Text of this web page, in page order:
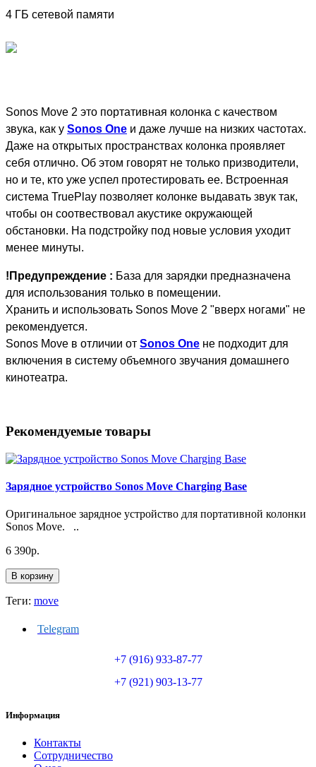
4 ГБ сетевой памяти
Sonos Move 2 это портативная колонка с качеством
звука, как у Sonos One и даже лучше на низких частотах.
Даже на открытых пространствах колонка проявляет
себя отлично. Об этом говорят не только призводители,
но и те, кто уже успел протестировать ее. Встроенная
система TruePlay позволяет колонке выдавать звук так,
чтобы он соотвествовал акустике окружающей
обстановки. На подстройку под новые условия уходит
менее минуты.
!Предупреждение : База для зарядки предназначена
для использования только в помещении.
Хранить и использовать Sonos Move 2 "вверх ногами" не
рекомендуется.
Sonos Move в отличии от Sonos One не подходит для
включения в систему объемного звучания домашнего
кинотеатра.
Рекомендуемые товары
Зарядное устройство Sonos Move Charging Base
Оригинальное зарядное устройство для портативной колонки
Sonos Move. ..
6 390p.
В корзину
Теги: move
Telegram
+7 (916) 933-87-77
+7 (921) 903-13-77
Информация
Контакты
Сотрудничество